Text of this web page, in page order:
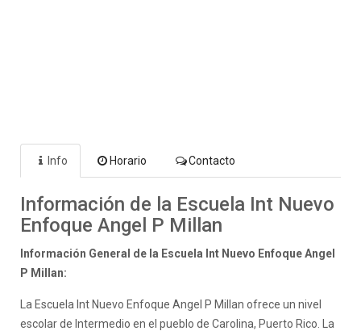
Info Horario Contacto
Información de la Escuela Int Nuevo
Enfoque Angel P Millan
Información General de la Escuela Int Nuevo Enfoque Angel
P Millan:
La Escuela Int Nuevo Enfoque Angel P Millan ofrece un nivel
escolar de Intermedio en el pueblo de Carolina, Puerto Rico. La